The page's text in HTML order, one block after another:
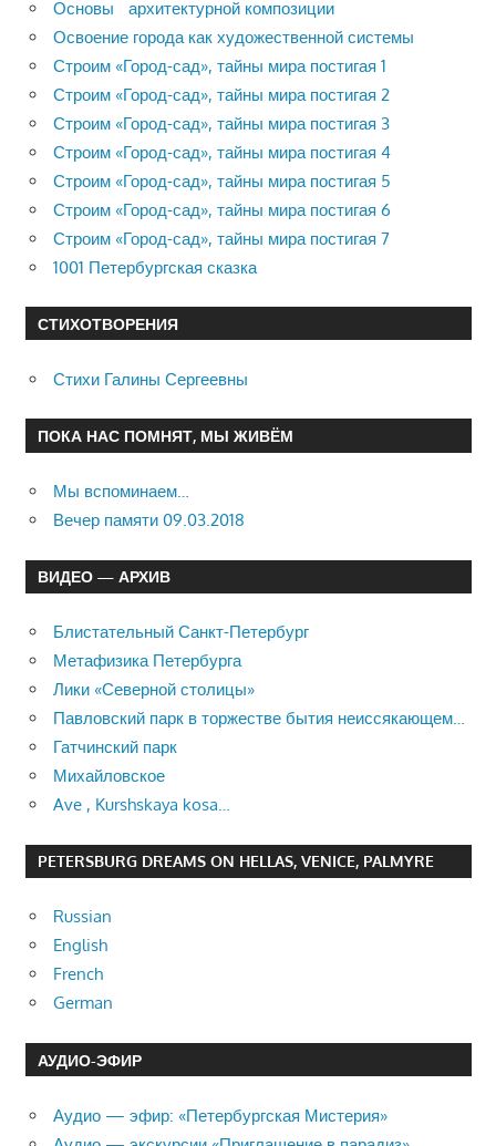
Основы архитектурной композиции
Освоение города как художественной системы
Строим «Город-сад», тайны мира постигая 1
Строим «Город-сад», тайны мира постигая 2
Строим «Город-сад», тайны мира постигая 3
Строим «Город-сад», тайны мира постигая 4
Строим «Город-сад», тайны мира постигая 5
Строим «Город-сад», тайны мира постигая 6
Строим «Город-сад», тайны мира постигая 7
1001 Петербургская сказка
СТИХОТВОРЕНИЯ
Стихи Галины Сергеевны
ПОКА НАС ПОМНЯТ, МЫ ЖИВЁМ
Мы вспоминаем…
Вечер памяти 09.03.2018
ВИДЕО — АРХИВ
Блистательный Санкт-Петербург
Метафизика Петербурга
Лики «Северной столицы»
Павловский парк в торжестве бытия неиссякающем…
Гатчинский парк
Михайловское
Ave , Kurshskaya kosa…
PETERSBURG DREAMS ON HELLAS, VENICE, PALMYRE
Russian
English
French
German
АУДИО-ЭФИР
Аудио — эфир: «Петербургская Мистерия»